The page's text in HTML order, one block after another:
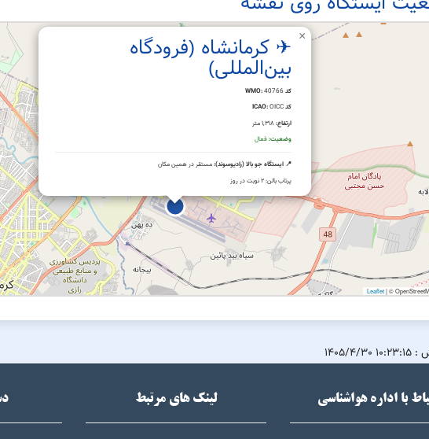
✈ کرمانشاه (فرودگاه
بین‌المللی)
کد WMO: 40766
کد ICAO:OICC
ارتفاع:۱,۳۱۸ متر
وضعیت:فعال
📍 ایستگاه جو بالا (رادیوسوند):مستقر در همین مکان
پرتاب بالن: ۲ نوبت در روز
×
|©
: ۱۰:۲۳:۱۵ ۱۴۰۵/۴/۳۰
با اداره هواشناسی لینک های مرتبط